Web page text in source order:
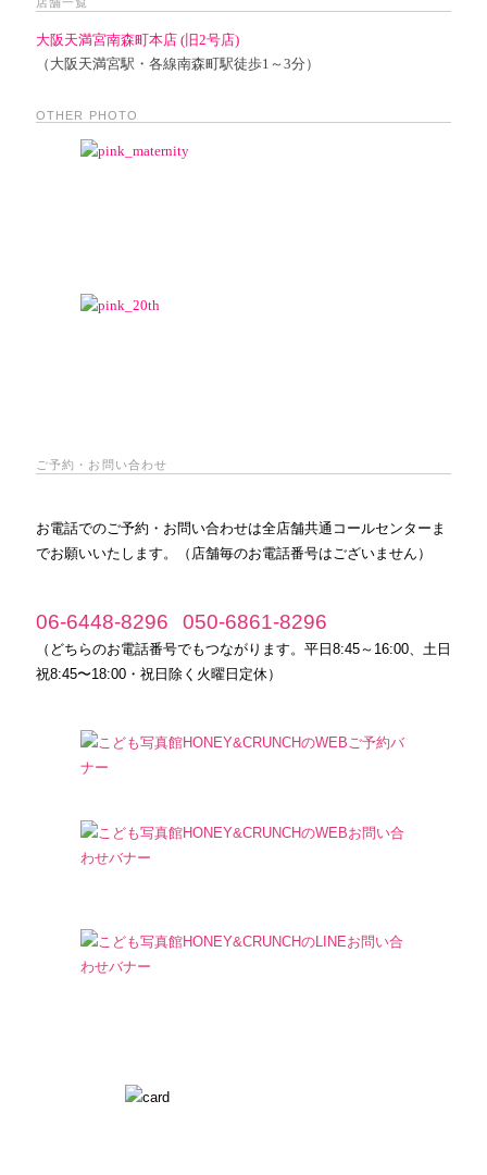
大阪天満宮南森町本店 (旧2号店)
（大阪天満宮駅・各線南森町駅徒歩1～3分）
OTHER PHOTO
ご予約・お問い合わせ
お電話でのご予約・お問い合わせは全店舗共通コールセンターま
でお願いいたします。（店舗毎のお電話番号はございません）
06-6448-8296 050-6861-8296
（どちらのお電話番号でもつながります。平日8:45～16:00、土日
祝8:45〜18:00・祝日除く火曜日定休）